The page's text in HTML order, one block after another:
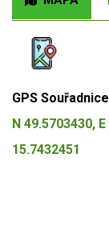
GPS Souřadnice
N 49.5703430, E
15.7432451